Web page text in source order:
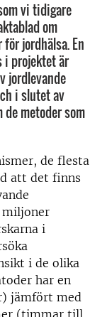
vi tidigare
om
jordhälsa. En
i projektet är
jordlevande
i slutet av
metoder som
de flesta
att det finns
miljoner
i
i de olika
har en
jämfört med
(timmar till